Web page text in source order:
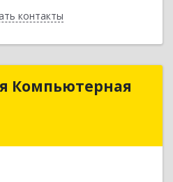
контакты
Назад
Компьютерная
Компьютерная